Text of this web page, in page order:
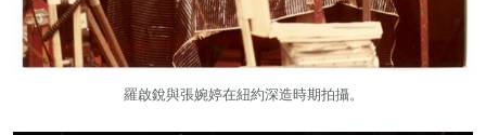
羅啟銳與張婉婷在紐約深造時期拍攝。